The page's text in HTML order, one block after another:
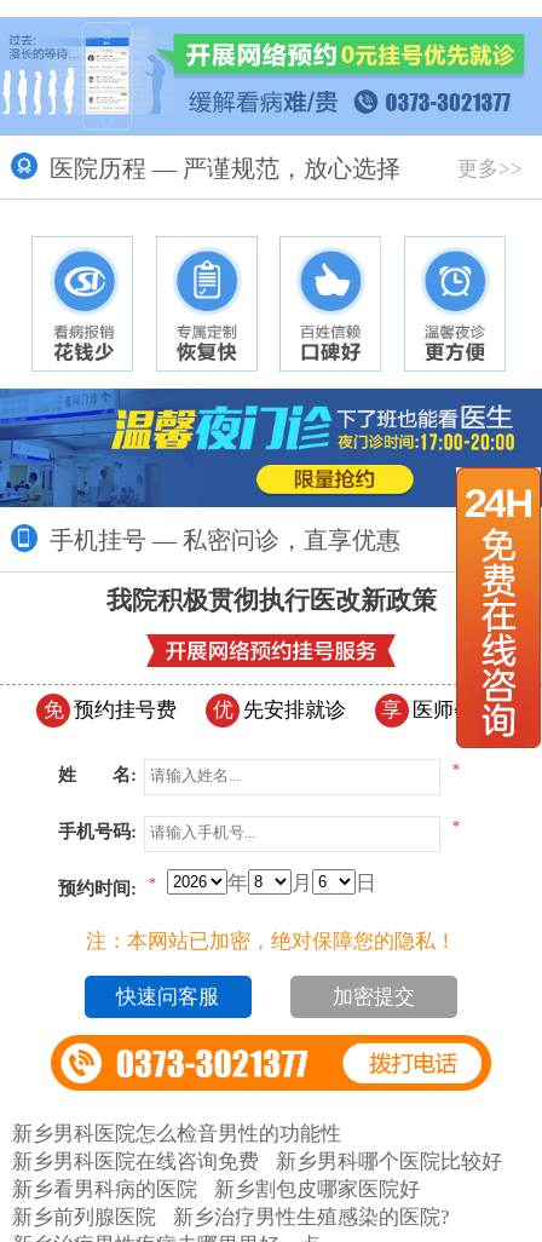
医院历程 — 严谨规范，放心选择 更多>>
手机挂号 — 私密问诊，直享优惠 更多>>
我院积极贯彻执行医改新政策
免 预约挂号费 优 先安排就诊 享 医师会诊
姓 名: *
手机号码: *
预约时间: 年 月 日
*
注：本网站已加密，绝对保障您的隐私！
加密提交
新乡男科医院怎么检音男性的功能性
新乡男科医院在线咨询免费
新乡男科哪个医院比较好
新乡看男科病的医院
新乡割包皮哪家医院好
新乡前列腺医院
新乡治疗男性生殖感染的医院?